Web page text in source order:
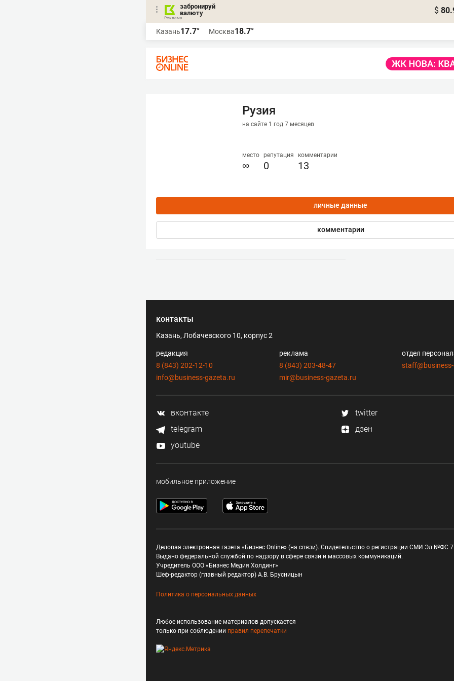
забронируй
валюту
$
Казань17.7° Москва18.7°
Рузия
на сайте 1 год 7 месяцев
место
∞
репутация
0
комментарии
13
личные данные
комментарии
контакты
Казань, Лобачевского 10, корпус 2
редакция
8 (843) 202-12-10
info@business-gazeta.ru
реклама
8 (843) 203-48-47
mir@business-gazeta.ru
отдел
вконтакте
twitter
telegram
дзен
youtube
мобильное приложение
Деловая электронная газета «Бизнес Online» (на связи). Свидетельство о регистрации СМИ Эл №ФС
Выдано федеральной службой по надзору в сфере связи и массовых коммуникаций.
Учредитель ООО «Бизнес Медия Холдинг»
Шеф-редактор (главный редактор) А.В. Брусницын
Политика о персональных данных
Любое использование материалов допускается
только при соблюдении правил перепечатки